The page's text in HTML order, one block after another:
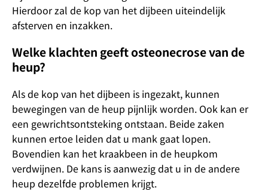
Hierdoor zal de kop van het dijbeen uiteindelijk
afsterven en inzakken.
Welke klachten geeft osteonecrose van de
heup?
Als de kop van het dijbeen is ingezakt, kunnen
bewegingen van de heup pijnlijk worden. Ook kan er
een gewrichtsontsteking ontstaan. Beide zaken
kunnen ertoe leiden dat u mank gaat lopen.
Bovendien kan het kraakbeen in de heupkom
verdwijnen. De kans is aanwezig dat u in de andere
heup dezelfde problemen krijgt.